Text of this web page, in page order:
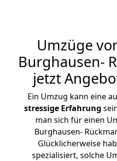
Umzüge
Burghausen-
jetzt
Ein Umzug kann eine
stressige Erfahrung
man sich für einen
Burghausen-
Glücklicherweise
spezialisiert, solche